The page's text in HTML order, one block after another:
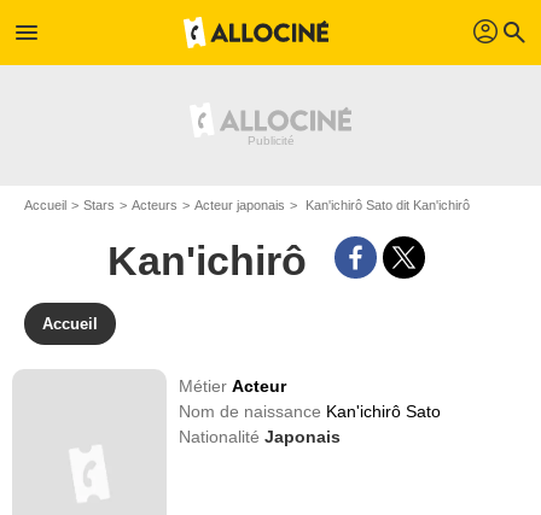
menu profil search
Accueil Stars Acteurs Acteur japonais Kan'ichirô Sato dit Kan'ichirô
Kan'ichirô
Accueil
MétierActeur
Nom de naissance Kan'ichirô Sato
NationalitéJaponais